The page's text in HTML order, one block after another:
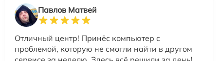
Павлов Матвей
Отличный центр! Принёс компьютер с
проблемой, которую не смогли найти в другом